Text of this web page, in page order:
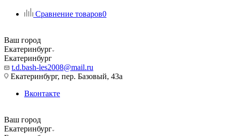
Сравнение товаров0
Ваш город
Екатеринбург
Екатеринбург
t.d.bash-les2008@mail.ru
Екатеринбург, пер. Базовый, 43а
Вконтакте
Ваш город
Екатеринбург